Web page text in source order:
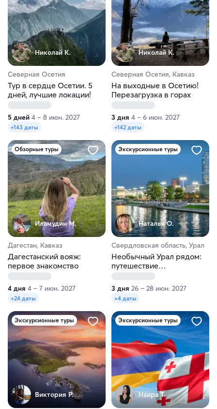
Николай К.
Северная Осетия
Тур в сердце Осетии. 5
дней, лучшие локации!
5 дней 4 – 8 июн. 2027
+143 даты
Николай К.
Северная Осетия, Кавказ
На выходные в Осетию!
Перезагрузка в горах
3 дня 4 – 6 июн. 2027
+142 даты
Обзорные туры
Иламудин М.
Дагестан, Кавказ
Дагестанский вояж:
первое знакомство
4 дня 4 – 7 июн. 2027
+24 даты
Экскурсионные туры
Наталья О.
Свердловская область, Урал
Необычный Урал рядом:
путешествие
Екатеринбург —
Невьянск
3 дня 26 – 28 июн. 2027
+4 даты
Экскурсионные туры
Виктория Р.
Экскурсионные туры
Наира Т.